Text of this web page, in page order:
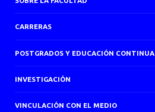
CARRERAS
POSTGRADOS Y EDUCACIÓN CONTINUA
INVESTIGACIÓN
VINCULACIÓN CON EL MEDIO